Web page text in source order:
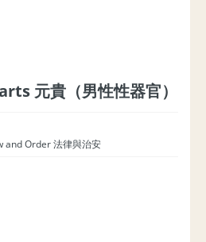
元貴（男性性器官）
and Order 法律與治安